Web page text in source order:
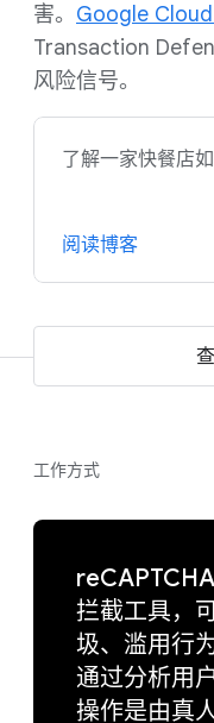
害。 Google
Transaction
风险信号。
了解一家快餐店
阅读博客
工作方式
拦截工具，
圾、滥用行
通过分析用
操作是由真